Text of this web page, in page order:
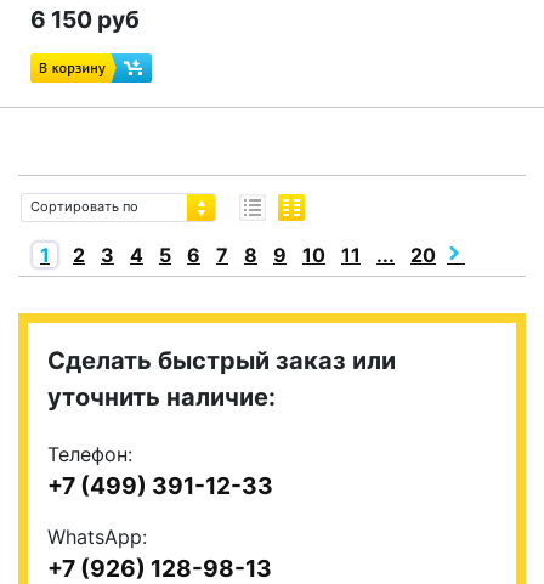
6 150 руб
Сортировать по
1 2 3 4 5 6 7 8 9 10 11 ... 20
Сделать быстрый заказ или
уточнить наличие:
Телефон:
+7 (499) 391-12-33
WhatsApp:
+7 (926) 128-98-13